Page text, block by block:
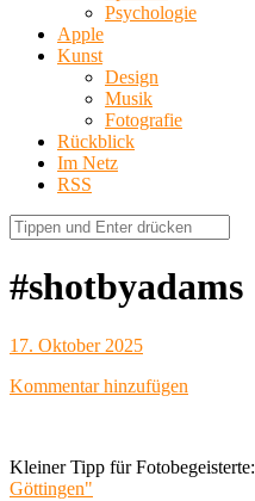
Psychologie
Apple
Kunst
Design
Musik
Fotografie
Rückblick
Im Netz
RSS
#shotbyadams
17. Oktober 2025
Kommentar hinzufügen
Kleiner Tipp für Fotobegeisterte:
Göttingen"